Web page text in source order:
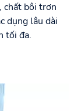
chất bôi trơn
dụng lâu dài
tối đa.